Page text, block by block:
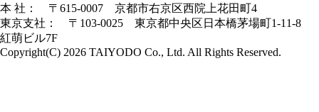
本 社： 〒615-0007 京都市右京区西院上花田町4
東京支社： 〒103-0025 東京都中央区日本橋茅場町1-11-8
紅萌ビル7F
Copyright(C) 2026 TAIYODO Co., Ltd. All Rights Reserved.